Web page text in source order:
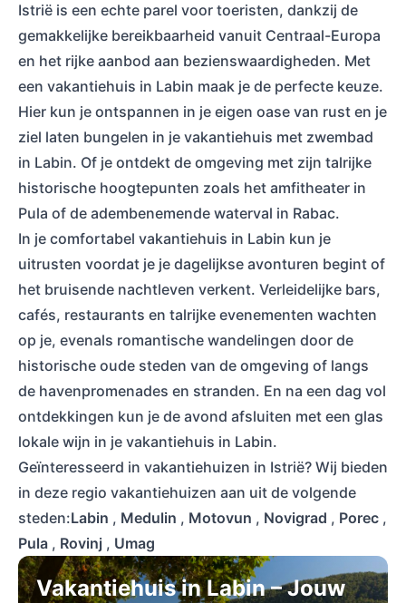
Istrië is een echte parel voor toeristen, dankzij de
gemakkelijke bereikbaarheid vanuit Centraal-Europa
en het rijke aanbod aan bezienswaardigheden. Met
een vakantiehuis in Labin maak je de perfecte keuze.
Hier kun je ontspannen in je eigen oase van rust en je
ziel laten bungelen in je vakantiehuis met zwembad
in Labin. Of je ontdekt de omgeving met zijn talrijke
historische hoogtepunten zoals het amfitheater in
Pula of de adembenemende waterval in Rabac.
In je comfortabel vakantiehuis in Labin kun je
uitrusten voordat je je dagelijkse avonturen begint of
het bruisende nachtleven verkent. Verleidelijke bars,
cafés, restaurants en talrijke evenementen wachten
op je, evenals romantische wandelingen door de
historische oude steden van de omgeving of langs
de havenpromenades en stranden. En na een dag vol
ontdekkingen kun je de avond afsluiten met een glas
lokale wijn in je vakantiehuis in Labin.
Geïnteresseerd in vakantiehuizen in Istrië? Wij bieden
in deze regio vakantiehuizen aan uit de volgende
steden:Labin , Medulin , Motovun , Novigrad , Porec ,
Pula , Rovinj , Umag
Vakantiehuis in Labin – Jouw